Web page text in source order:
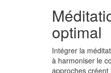
optimal
Intégrer la
à harmoniser le
approches